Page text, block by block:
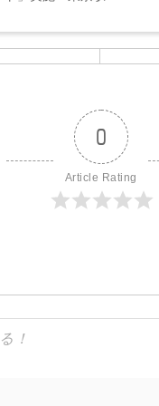
0
Article Rating